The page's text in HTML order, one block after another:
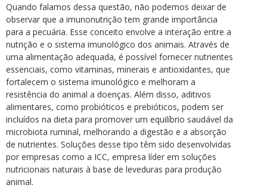
Quando falamos dessa questão, não podemos deixar de
observar que a imunonutrição tem grande importância
para a pecuária. Esse conceito envolve a interação entre a
nutrição e o sistema imunológico dos animais. Através de
uma alimentação adequada, é possível fornecer nutrientes
essenciais, como vitaminas, minerais e antioxidantes, que
fortalecem o sistema imunológico e melhoram a
resistência do animal a doenças. Além disso, aditivos
alimentares, como probióticos e prebióticos, podem ser
incluídos na dieta para promover um equilíbrio saudável da
microbiota ruminal, melhorando a digestão e a absorção
de nutrientes. Soluções desse tipo têm sido desenvolvidas
por empresas como a ICC, empresa líder em soluções
nutricionais naturais à base de leveduras para produção
animal.